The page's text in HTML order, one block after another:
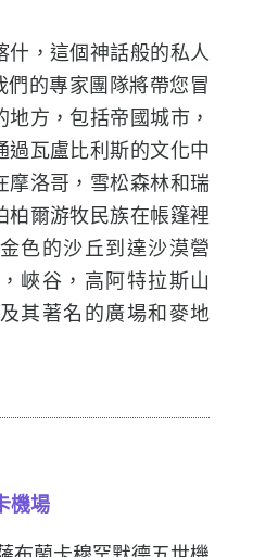
什，這個神話般的私人
的專家團隊將帶您冒
方，包括帝國城市，
過瓦盧比利斯的文化中
摩洛哥，雪松森林和瑞
柏爾游牧民族在帳篷裡
色的沙丘到達沙漠營
峽谷，高阿特拉斯山
其著名的廣場和麥地
機場